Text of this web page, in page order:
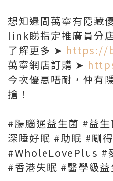
想知邊間萬寧有隱藏
link睇指定推廣員分
了解更多 ➤ https://
萬寧網店訂購 ➤
今次優惠唔耐，仲有
搶！
#腸腦通益生菌 #益
深睡好眠 #助眠 #瞓
#WholeLovePlus #
#香港失眠 #醫學級益